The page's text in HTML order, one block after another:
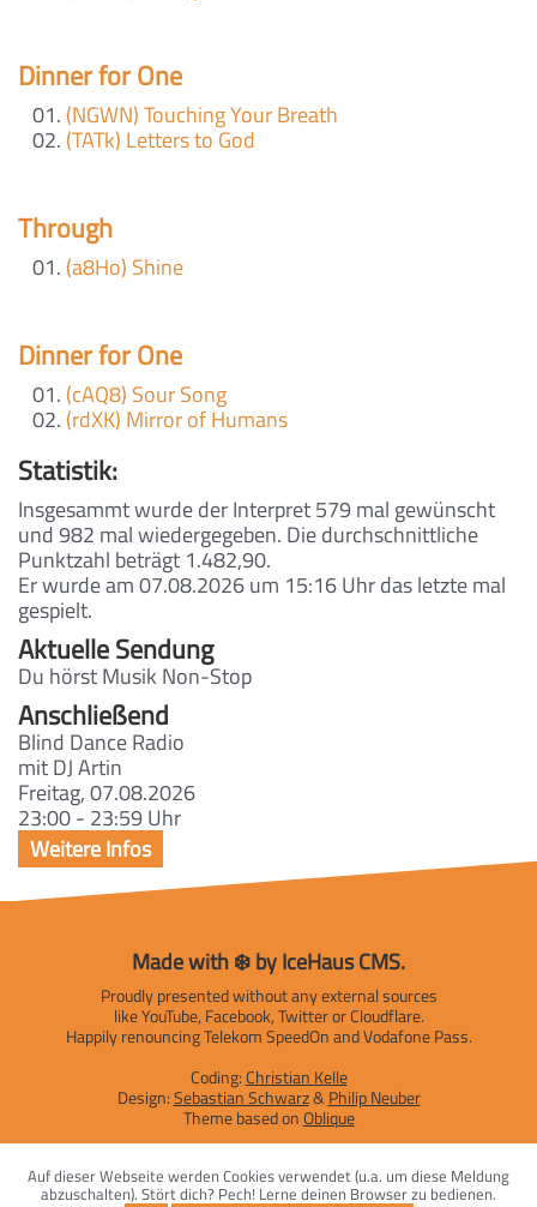
Dinner for One
(NGWN) Touching Your Breath
(TATk) Letters to God
Through
(a8Ho) Shine
Dinner for One
(cAQ8) Sour Song
(rdXK) Mirror of Humans
Statistik:
Insgesammt wurde der Interpret 579 mal gewünscht
und 982 mal wiedergegeben. Die durchschnittliche
Punktzahl beträgt 1.482,90.
Er wurde am 07.08.2026 um 15:16 Uhr das letzte mal
gespielt.
Aktuelle Sendung
Du hörst Musik Non-Stop
Anschließend
Blind Dance Radio
mit DJ Artin
Freitag, 07.08.2026
23:00 - 23:59 Uhr
Made with ❄️ by IceHaus CMS.
Proudly presented without any external sources
like YouTube, Facebook, Twitter or Cloudflare.
Happily renouncing Telekom SpeedOn and Vodafone Pass.
Coding:Christian Kelle
Design:Sebastian Schwarz&Philip Neuber
Theme based onOblique
Impressum|Datenschutzerklärung
Auf dieser Webseite werden Cookies verwendet (u.a. um diese Meldung
abzuschalten). Stört dich? Pech! Lerne deinen Browser zu bedienen.